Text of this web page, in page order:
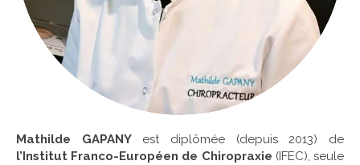
Mathilde GAPANYest diplômée (depuis 2013) de
l’Institut Franco-Européen de Chiropraxie (IFEC), seule